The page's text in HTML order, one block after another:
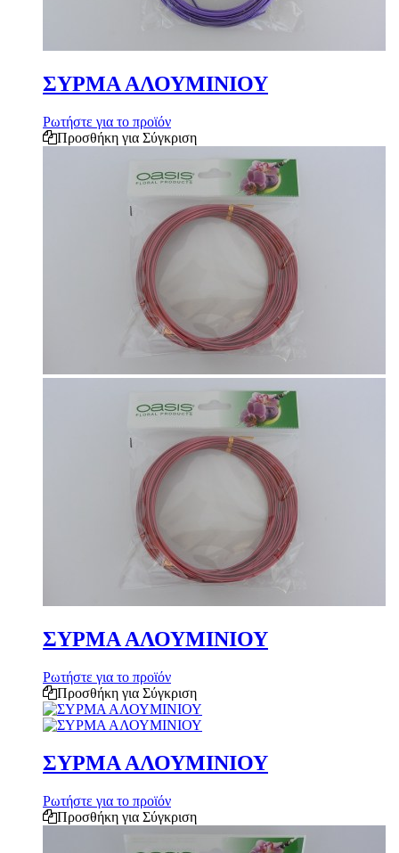
ΣΥΡΜΑ ΑΛΟΥΜΙΝΙΟΥ
Ρωτήστε για το προϊόν
Προσθήκη για Σύγκριση
ΣΥΡΜΑ ΑΛΟΥΜΙΝΙΟΥ
Ρωτήστε για το προϊόν
Προσθήκη για Σύγκριση
ΣΥΡΜΑ ΑΛΟΥΜΙΝΙΟΥ
Ρωτήστε για το προϊόν
Προσθήκη για Σύγκριση